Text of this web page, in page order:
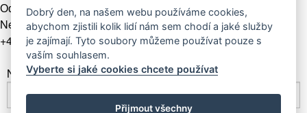
Odeslat zprávu
Nebo nás kontaktujte telefonicky
+421 907 281 123
Newsletter
Dobrý den, na našem webu používáme cookies,
abychom zjistili kolik lidí nám sem chodí a jaké služby
je zajímají. Tyto soubory můžeme používat pouze s
vaším souhlasem.
Vyberte si jaké cookies chcete používat
Přijmout všechny